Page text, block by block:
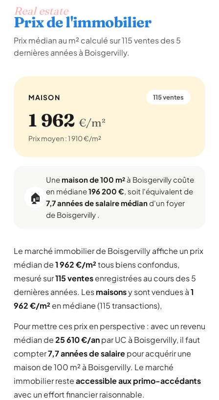
Real estate
Prix de l'immobilier
Prix médian au m² calculé sur 115 ventes des 5
dernières années à Boisgervilly.
MAISON 115 ventes
1 962 €/m²
Prix moyen : 1 910 €/m²
🏠
Une maison de 100 m² à Boisgervilly coûte
en médiane196 200 €, soit l'équivalent de
7,7 années de salaire médiand'un foyer
de Boisgervilly .
Le marché immobilier de Boisgervilly affiche un prix
médian de1 962 €/m²tous biens confondus,
mesuré sur115 ventesenregistrées au cours des 5
dernières années. Lesmaisonsy sont vendues à1
962 €/m² en médiane (115 transactions),
Pour mettre ces prix en perspective : avec un revenu
médian de25 610 €/anpar UC à Boisgervilly, il faut
compter7,7 années de salairepour acquérir une
maison de 100 m² à Boisgervilly. Le marché
immobilier resteaccessible aux primo-accédants
avec un effort financier raisonnable.